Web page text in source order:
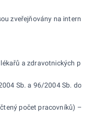
zveřejňovány na
a zdravotnických
Sb. a 96/2004 Sb.
počet pracovníků) –